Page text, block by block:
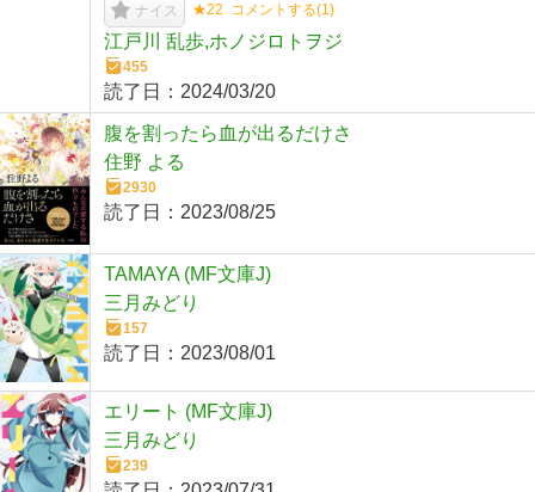
ナイス ★22 コメントする(1)
江戸川 乱歩,ホノジロトヲジ
455
読了日： 2024/03/20
腹を割ったら血が出るだけさ
住野 よる
2930
読了日： 2023/08/25
TAMAYA (MF文庫J)
三月みどり
157
読了日： 2023/08/01
エリート (MF文庫J)
三月みどり
239